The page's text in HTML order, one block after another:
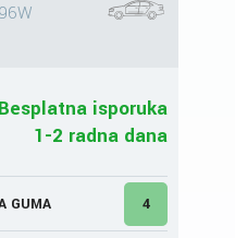
Besplatna isporuka
1-2 radna dana
GUMA 4